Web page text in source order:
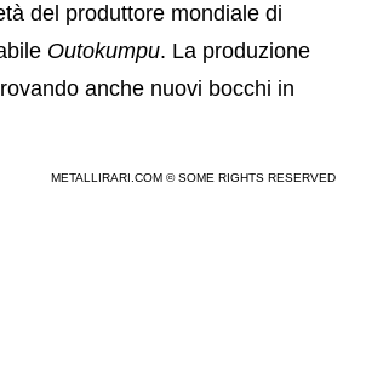
del produttore mondiale di
Outokumpu. La produzione
anche nuovi bocchi in
METALLIRARI.COM © SOME RIGHTS RESERVED